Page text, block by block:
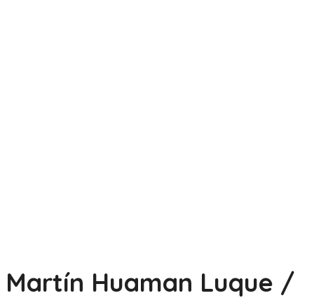
Martín Huaman Luque /